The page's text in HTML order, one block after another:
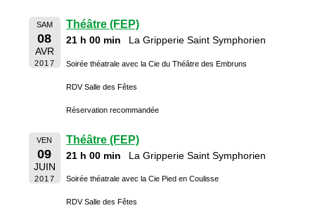
SAM
08
AVR
2017
Théâtre (FEP)
21 h 00 min La Gripperie Saint Symphorien
Soirée théatrale avec la Cie du Théâtre des Embruns
RDV Salle des Fêtes
Réservation recommandée
VEN
09
JUIN
2017
Théâtre (FEP)
21 h 00 min La Gripperie Saint Symphorien
Soirée théatrale avec la Cie Pied en Coulisse
RDV Salle des Fêtes